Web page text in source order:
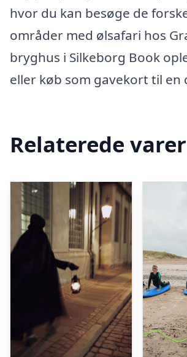
hvor du kan besøge de
områder med ølsafari hos
bryghus i Silkeborg Book
eller køb som gavekort til en
Relaterede varer